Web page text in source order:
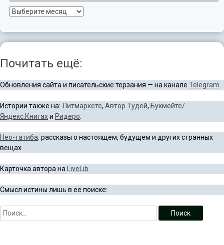
Архив
Почитать ещё:
Обновления сайта и писательские терзания — на канале Telegram
Истории также на: Литмаркете, Автор.Тудей, Букмейте/
Яндекс.Книгахи Ридеро
Нео-татиба: рассказы о настоящем, будущем и других странных
вещах.
Карточка автора на LiveLib
Смысл истины лишь в её поиске: